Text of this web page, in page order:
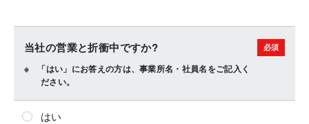
当社の営業と折衝中ですか?
「はい」にお答えの方は、事業所名・社員名をご記入く
ださい。
はい